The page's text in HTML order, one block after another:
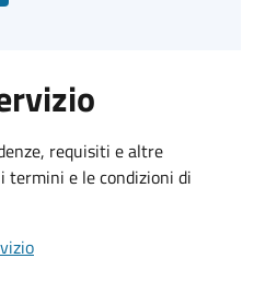
requisiti e altre
e le condizioni di